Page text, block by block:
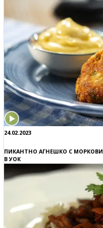
24.02.2023
ПИКАНТНО АГНЕШКО С МОРКОВИ
В УОК